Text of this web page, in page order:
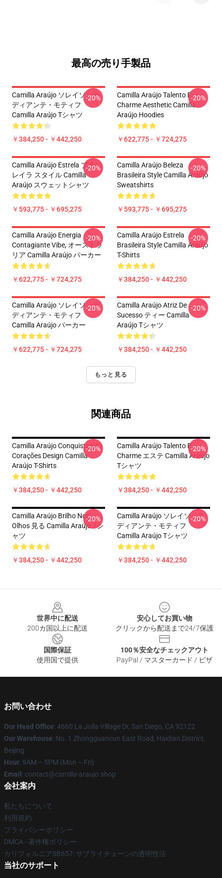
最高の売り手製品
Camilla Araújo ソレイソ・ラ
ディアンテ・モティフ
Camilla Araújo Tシャツ
￥384,250 - ￥442,250
-20%
Camilla Araújo Talento E
Charme Aesthetic Camilla
Araújo Hoodies
￥622,775 - ￥724,275
-20%
Camilla Araújo Estrela ブラジ
レイラ スタイル Camilla
Araújo スウェットシャツ
￥593,775 - ￥695,275
-20%
Camilla Araújo Beleza
Brasileira Style Camilla Araújo
Sweatshirts
￥593,775 - ￥695,275
-20%
Camilla Araújo Energia
Contagiante Vibe, オーストラ
リア Camilla Araújo パーカー
￥622,775 - ￥724,275
-20%
Camilla Araújo Estrela
Brasileira Style Camilla Araújo
T-Shirts
￥384,250 - ￥442,250
-20%
Camilla Araújo ソレイソ・ラ
ディアンテ・モティフ
Camilla Araújo パーカー
￥622,775 - ￥724,275
-20%
Camilla Araújo Atriz De
Sucesso ティー Camilla
Araújo Tシャツ
￥384,250 - ￥442,250
-20%
もっと見る
関連商品
Camilla Araújo Conquistando
Corações Design Camilla
Araújo T-Shirts
￥384,250 - ￥442,250
-20%
Camilla Araújo Talento E
Charme エステ Camilla Araújo
Tシャツ
￥384,250 - ￥442,250
-20%
Camilla Araújo Brilho Nos
Olhos 見る Camilla Araújo Tシ
ャツ
￥384,250 - ￥442,250
-20%
Camilla Araújo ソレイソ・ラ
ディアンテ・モティフ
Camilla Araújo Tシャツ
￥384,250 - ￥442,250
-20%
世界中に配送
200カ国以上に配送
安心してお買い物
クリックから配送まで24/7保護
国際保証
使用国で提供
100％安全なチェックアウト
PayPal / マスターカード / ビザ
お問い合わせ
Our Head Office: 4660 La Jolla Village Dr, San Diego, CA 92122
Our Warehouse: No. 1 Zhongguancun East Road, Haidian District,
Beijing
Hour: 9AM – 5PM (Mon – Fri)
Email : contact@camilla-araujo.shop
会社案内
私たちについて
利用規約
プライバシーポリシー
DMCA - 著作権ポリシー
カリフォルニアSB657: サプライチェーンの透明性法
当社のサポート